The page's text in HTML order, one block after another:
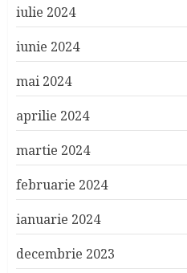
iulie 2024
iunie 2024
mai 2024
aprilie 2024
martie 2024
februarie 2024
ianuarie 2024
decembrie 2023